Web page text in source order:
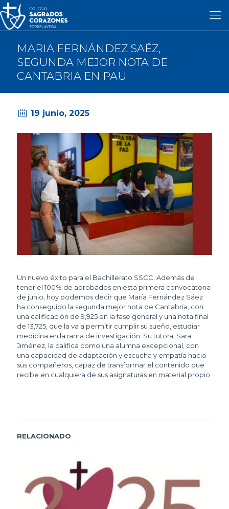
MARIA FERNÁNDEZ SAÉZ,
SEGUNDA MEJOR NOTA DE
CANTABRIA EN PAU
19 junio, 2025
Un nuevo éxito para el Bachillerato SSCC. Además de
tener el 100% de aprobados en esta primera convocatoria
de junio, hoy podemos decir que María Fernández Sáez
ha conseguido la segunda mejor nota de Cantabria, con
una calificación de 9,925 en la fase general y una nota final
de 13,725, que la va a permitir cumplir su sueño, estudiar
medicina en la rama de investigación. Su tutora, Sara
Jiménez, la califica como una alumna excepcional, con
una capacidad de adaptación y escucha y empatía hacia
sus compañeros, capaz de transformar el contenido que
recibe en cualquiera de sus asignaturas en material propio.
RELACIONADO